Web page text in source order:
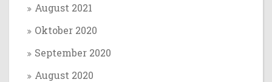
August 2021
Oktober 2020
September 2020
August 2020